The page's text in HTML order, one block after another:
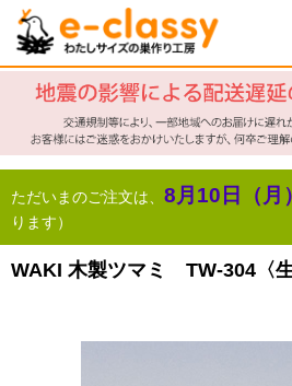
ただいまのご注文は、 8月10日（月）
ります）
WAKI 木製ツマミ TW-304〈生